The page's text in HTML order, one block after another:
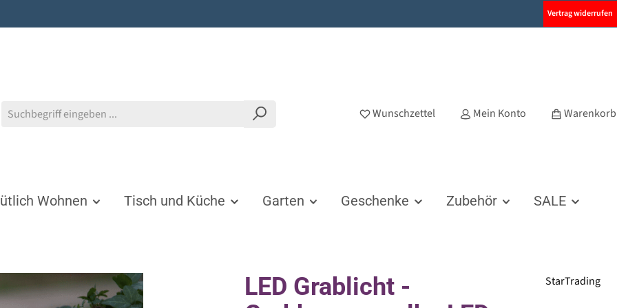
Vertrag widerrufen
Wunschzettel Mein Konto Warenkorb
Wohnen Tisch und Küche Garten Geschenke Zubehör SALE
LED Grablicht -
StarTrading